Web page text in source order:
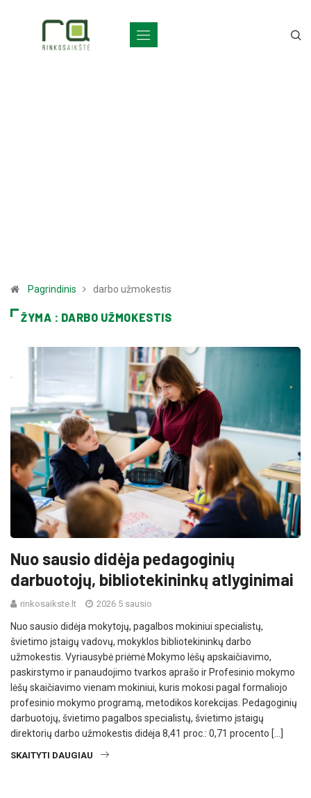
Pagrindinis darbo užmokestis
ŽYMA : DARBO UŽMOKESTIS
Nuo sausio didėja pedagoginių
darbuotojų, bibliotekininkų atlyginimai
rinkosaikste.lt 2026 5 sausio
Nuo sausio didėja mokytojų, pagalbos mokiniui specialistų,
švietimo įstaigų vadovų, mokyklos bibliotekininkų darbo
užmokestis. Vyriausybė priėmė Mokymo lėšų apskaičiavimo,
paskirstymo ir panaudojimo tvarkos aprašo ir Profesinio mokymo
lėšų skaičiavimo vienam mokiniui, kuris mokosi pagal formaliojo
profesinio mokymo programą, metodikos korekcijas. Pedagoginių
darbuotojų, švietimo pagalbos specialistų, švietimo įstaigų
direktorių darbo užmokestis didėja 8,41 proc.: 0,71 procento […]
SKAITYTI DAUGIAU